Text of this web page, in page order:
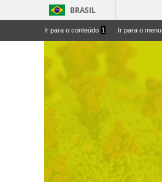
BRASIL
para
para
Ir para o conteúdo 1 Ir para o menu